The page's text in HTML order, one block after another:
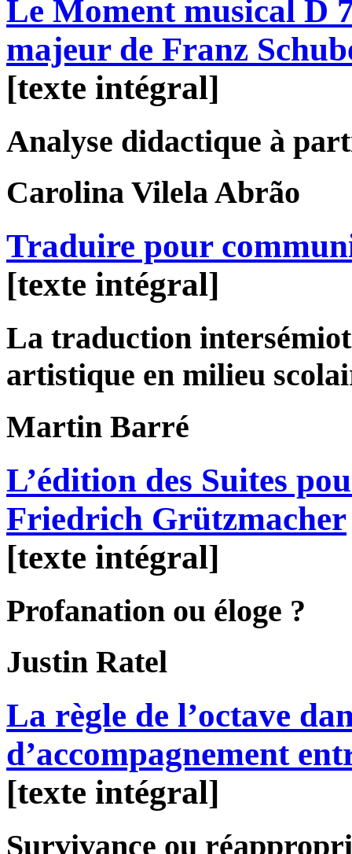
Le Moment musical D
majeur de Franz
[texte intégral]
Analyse didactique à
Carolina Vilela Abrão
Traduire pour
[texte intégral]
La traduction
artistique en milieu
Martin Barré
L’édition des Suites
Friedrich Grützmacher
[texte intégral]
Profanation ou éloge ?
Justin Ratel
La règle de l’octave
d’accompagnement
[texte intégral]
Survivance ou